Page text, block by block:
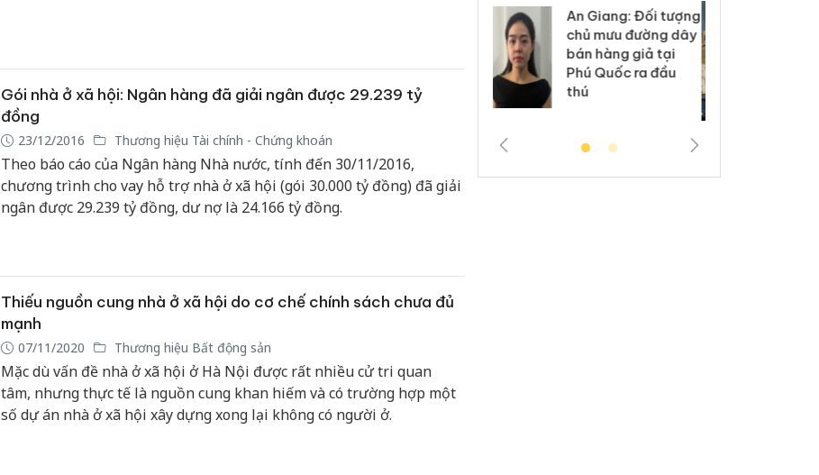
Gói nhà ở xã hội: Ngân hàng đã giải ngân được 29.239 tỷ
đồng
23/12/2016 Thương hiệu Tài chính - Chứng khoán
Theo báo cáo của Ngân hàng Nhà nước, tính đến 30/11/2016,
chương trình cho vay hỗ trợ nhà ở xã hội (gói 30.000 tỷ đồng) đã giải
ngân được 29.239 tỷ đồng, dư nợ là 24.166 tỷ đồng.
Thiếu nguồn cung nhà ở xã hội do cơ chế chính sách chưa đủ
mạnh
07/11/2020 Thương hiệu Bất động sản
Mặc dù vấn đề nhà ở xã hội ở Hà Nội được rất nhiều cử tri quan
tâm, nhưng thực tế là nguồn cung khan hiếm và có trường hợp một
số dự án nhà ở xã hội xây dựng xong lại không có người ở.
Phú Quốc ra đầu
thú
Cà Mau: Tiêu hủy
công khai hàng
ngàn sản phẩm
nhập lậu, bảo vệ
môi trường kinh